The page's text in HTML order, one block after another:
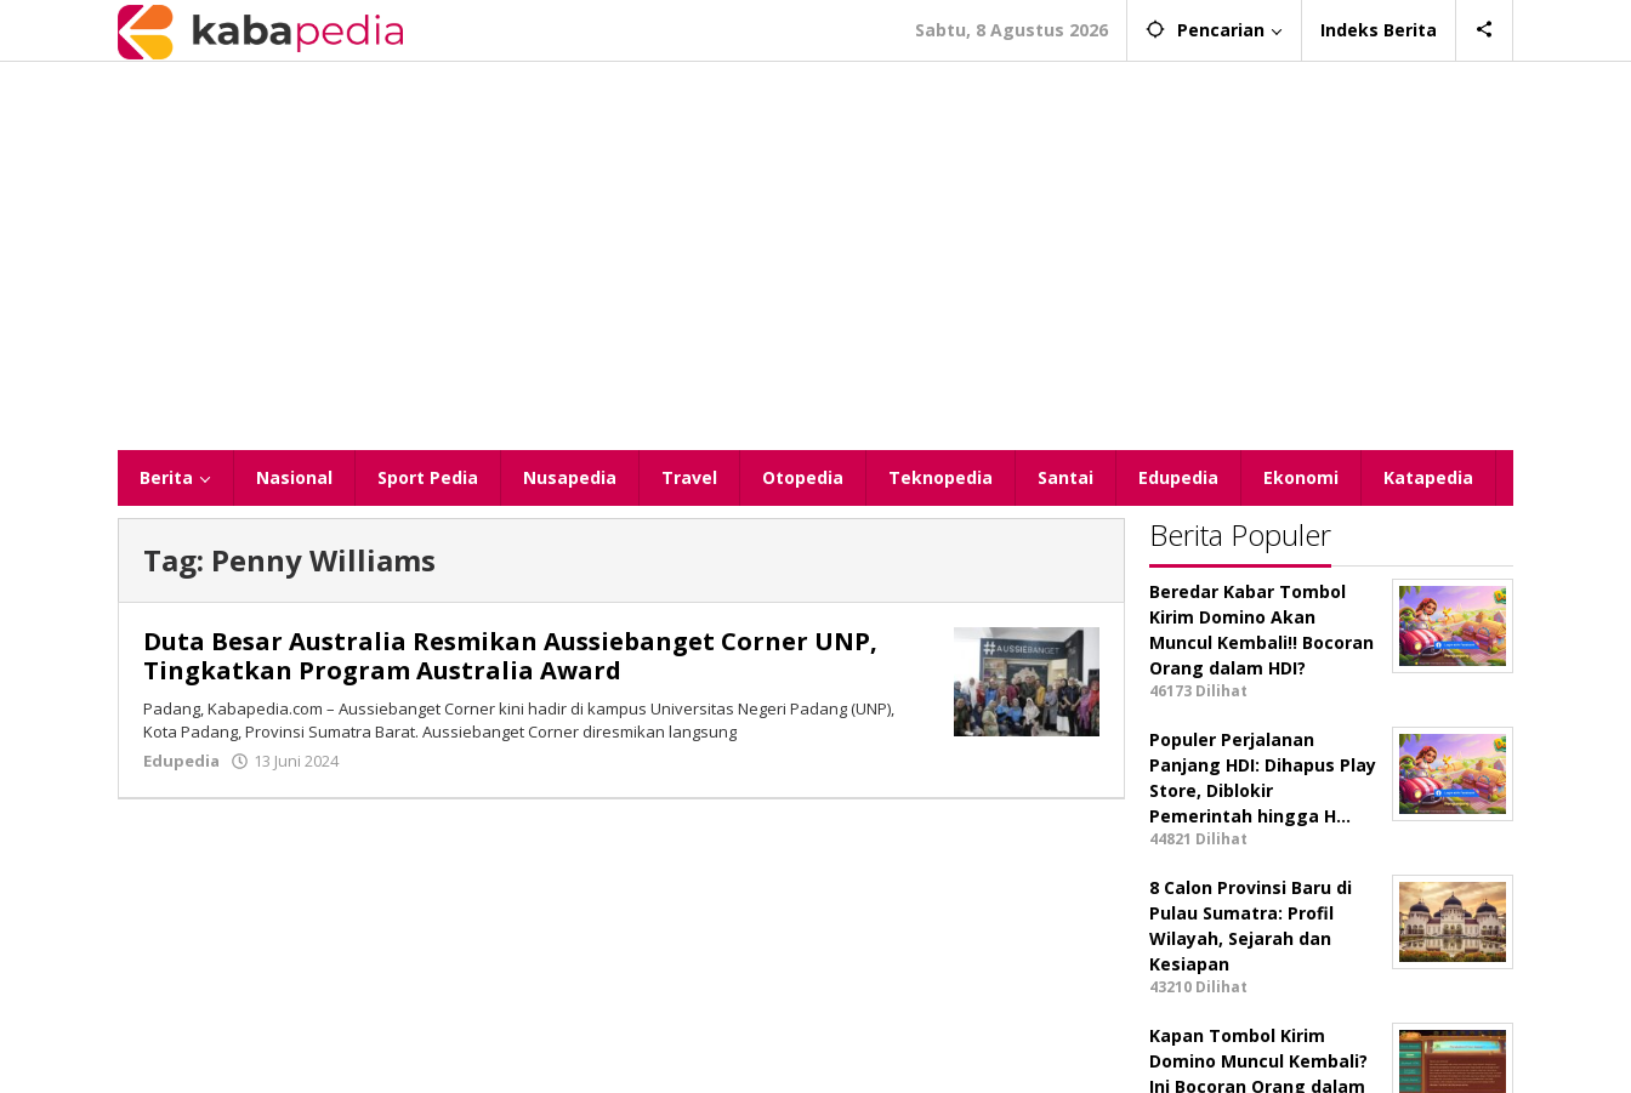
konten
Sabtu, 8 Agustus 2026 Pencarian Indeks Berita
Berita Nasional Sport Pedia Nusapedia Travel Otopedia Teknopedia Santai Edupedia Ekonomi Katapedia
Tag: Penny Williams
Duta Besar Australia Resmikan Aussiebanget Corner UNP,
Tingkatkan Program Australia Award
Padang, Kabapedia.com – Aussiebanget Corner kini hadir di kampus Universitas Negeri Padang (UNP),
Kota Padang, Provinsi Sumatra Barat. Aussiebanget Corner diresmikan langsung
Edupedia
13 Juni 2024
Bastian
Berita Populer
Beredar Kabar Tombol
Kirim Domino Akan
Muncul Kembali!! Bocoran
Orang dalam HDI?
46173 Dilihat
Populer Perjalanan
Panjang HDI: Dihapus Play
Store, Diblokir
Pemerintah hingga H…
44821 Dilihat
8 Calon Provinsi Baru di
Pulau Sumatra: Profil
Wilayah, Sejarah dan
Kesiapan
43210 Dilihat
Kapan Tombol Kirim
Domino Muncul Kembali?
Ini Bocoran Orang dalam